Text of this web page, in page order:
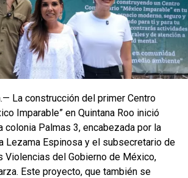
La construcción del primer Centro
Imparable” en Quintana Roo inició
colonia Palmas 3, encabezada por la
Lezama Espinosa y el subsecretario de
Violencias del Gobierno de México,
Este proyecto, que también se